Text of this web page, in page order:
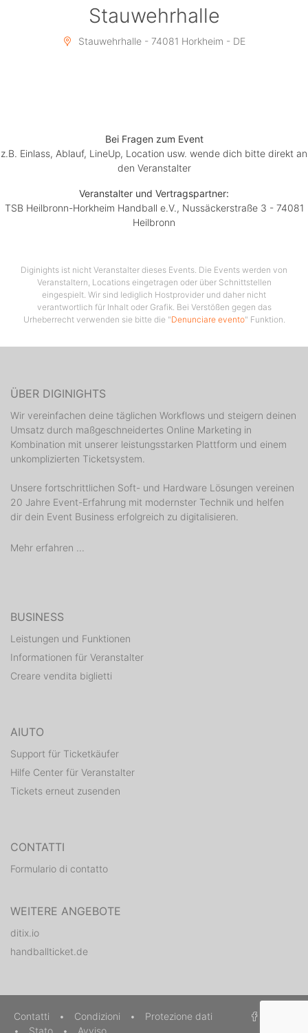
Stauwehrhalle
Stauwehrhalle - 74081 Horkheim - DE
Bei Fragen zum Event
z.B. Einlass, Ablauf, LineUp, Location usw. wende dich bitte direkt an
den Veranstalter
Veranstalter und Vertragspartner:
TSB Heilbronn-Horkheim Handball e.V., Nussäckerstraße 3 - 74081
Heilbronn
Diginights ist nicht Veranstalter dieses Events. Die Events werden von
Veranstaltern, Locations eingetragen oder über Schnittstellen
eingespielt. Wir sind lediglich Hostprovider und daher nicht
verantwortlich für Inhalt oder Grafik. Bei Verstößen gegen das
Urheberrecht verwenden sie bitte die "Denunciare evento" Funktion.
ÜBER DIGINIGHTS
Wir vereinfachen deine täglichen Workflows und steigern deinen
Umsatz durch maßgeschneidertes Online Marketing in
Kombination mit unserer leistungsstarken Plattform und einem
unkomplizierten Ticketsystem.
Unsere fortschrittlichen Soft- und Hardware Lösungen vereinen
20 Jahre Event-Erfahrung mit modernster Technik und helfen
dir dein Event Business erfolgreich zu digitalisieren.
Mehr erfahren ...
BUSINESS
Leistungen und Funktionen
Informationen für Veranstalter
Creare vendita biglietti
AIUTO
Support für Ticketkäufer
Hilfe Center für Veranstalter
Tickets erneut zusenden
CONTATTI
Formulario di contatto
WEITERE ANGEBOTE
ditix.io
handballticket.de
Contatti • Condizioni •
Protezione dati
•
Stato • Avviso